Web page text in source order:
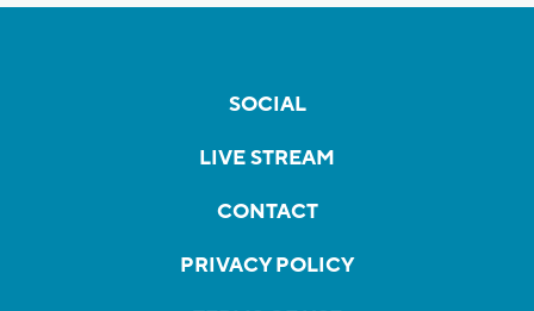
SOCIAL
LIVE STREAM
CONTACT
PRIVACY POLICY